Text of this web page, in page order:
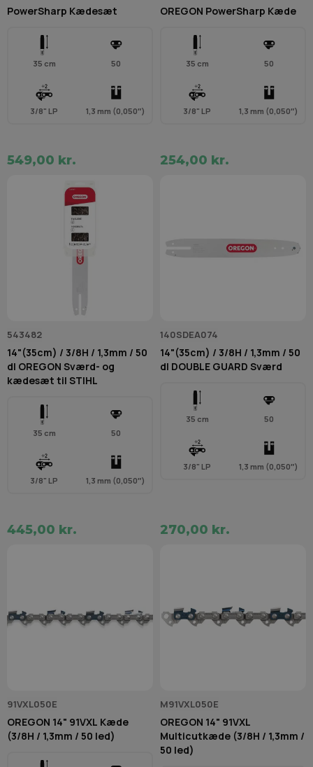
PowerSharp Kædesæt
35 cm 50
3/8" LP 1,3 mm (0,050″)
549,00 kr.
OREGON PowerSharp Kæde
35 cm 50
3/8" LP 1,3 mm (0,050″)
254,00 kr.
543482
14"(35cm) / 3/8H / 1,3mm / 50
dl OREGON Sværd- og
kædesæt til STIHL
35 cm 50
3/8" LP 1,3 mm (0,050″)
445,00 kr.
140SDEA074
14"(35cm) / 3/8H / 1,3mm / 50
dl DOUBLE GUARD Sværd
35 cm 50
3/8" LP 1,3 mm (0,050″)
270,00 kr.
91VXL050E
OREGON 14" 91VXL Kæde
(3/8H / 1,3mm / 50 led)
M91VXL050E
OREGON 14" 91VXL
Multicutkæde (3/8H / 1,3mm /
50 led)